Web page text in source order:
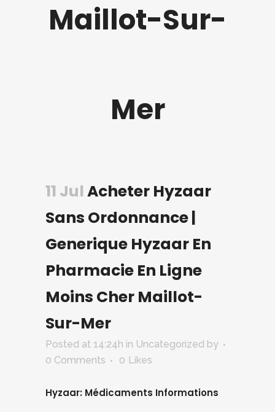
Maillot-Sur-
Mer
11 Jul Acheter Hyzaar
Sans Ordonnance |
Generique Hyzaar En
Pharmacie En Ligne
Moins Cher Maillot-
Sur-Mer
Posted at 14:24h in Uncategorized by
0 Comments
0 Likes
Hyzaar: Médicaments Informations